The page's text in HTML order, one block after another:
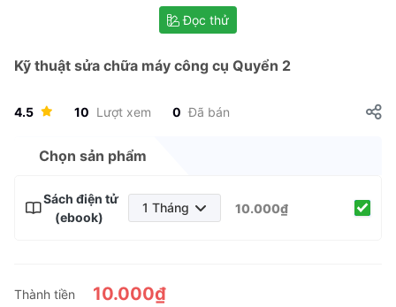
Đọc thử
Kỹ thuật sửa chữa máy công cụ Quyển 2
4.5 10 Lượt xem 0 Đã bán
Chọn sản phẩm
Sách điện tử
(ebook)
1 Tháng
6 Tháng
10.000₫
Thành tiền 10.000₫